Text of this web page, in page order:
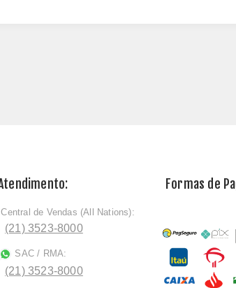
Central de Vendas (All Nations):
(21) 3523-8000
SAC / RMA:
(21) 3523-8000
Formas de